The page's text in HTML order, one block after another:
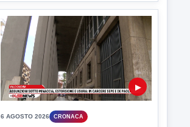
▶
6 AGOSTO 2026 CRONACA